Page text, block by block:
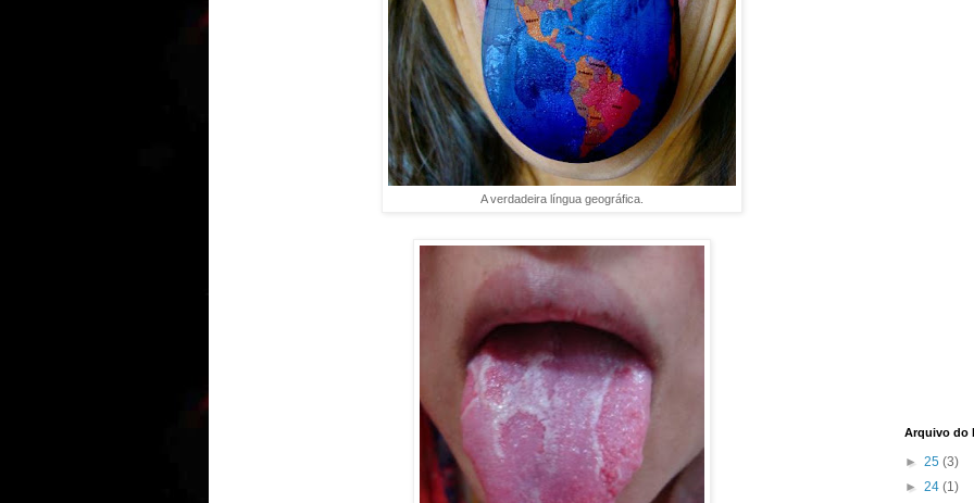
A verdadeira língua geográfica.
Arquivo do
► 25 (3)
► 24 (1)